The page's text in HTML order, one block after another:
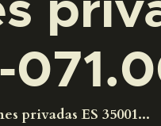
privadas ES 35001...